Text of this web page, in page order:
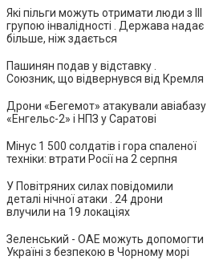
Які пільги можуть отримати люди з III
групою інвалідності . Держава надає
більше, ніж здається
Пашинян подав у відставку .
Союзник, що відвернувся від Кремля
Дрони «Бегемот» атакували авіабазу
«Енгельс-2» і НПЗ у Саратові
Мінус 1 500 солдатів і гора спаленої
техніки: втрати Росії на 2 серпня
У Повітряних силах повідомили
деталі нічної атаки . 24 дрони
влучили на 19 локаціях
Зеленський - ОАЕ можуть допомогти
Україні з безпекою в Чорному морі